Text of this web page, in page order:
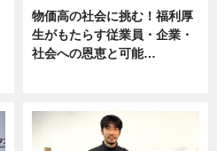
物価高の社会に挑む！福利厚
生がもたらす従業員・企業・
社会への恩恵と可能…